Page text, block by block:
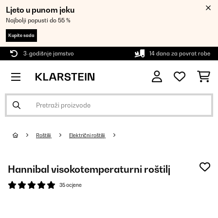
Ljeto u punom jeku
Najbolji popusti do 55 %
Kupite sada
3-godišnje jamstvo 14 dana za povrat robe
Roštilji Električni roštilji
Hannibal visokotemperaturni roštilj
35 ocjene